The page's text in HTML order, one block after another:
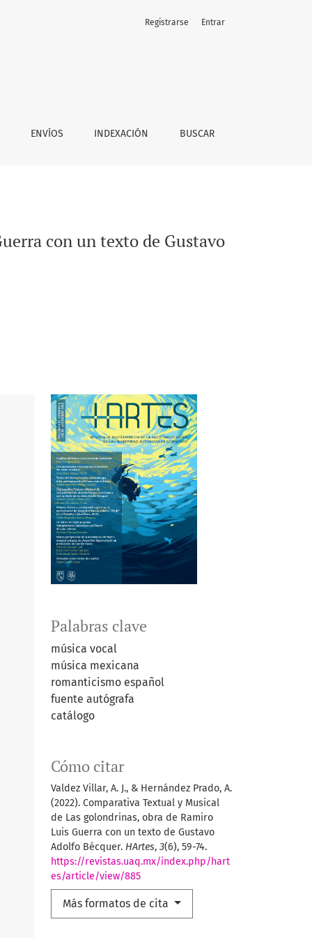
Bécquer
ENVÍOS INDEXACIÓN BUSCAR
Registrarse Entrar
con un texto de Gustavo
Palabras clave
música vocal
música mexicana
romanticismo español
fuente autógrafa
catálogo
Cómo citar
Valdez Villar, A. J., & Hernández Prado, A.
(2022). Comparativa Textual y Musical
de Las golondrinas, obra de Ramiro
Luis Guerra con un texto de Gustavo
Adolfo Bécquer. HArtes, 3(6), 59-74.
https://revistas.uaq.mx/index.php/hart
es/article/view/885
Más formatos de cita